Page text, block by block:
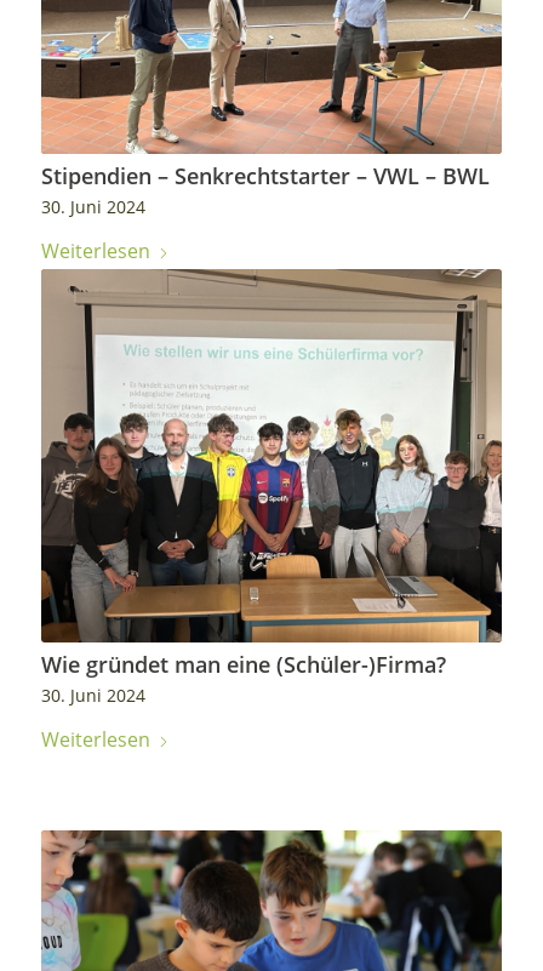
Stipendien – Senkrechtstarter – VWL – BWL
30. Juni 2024
Weiterlesen
Wie gründet man eine (Schüler-)Firma?
30. Juni 2024
Weiterlesen